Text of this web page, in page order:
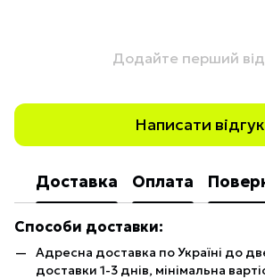
Додайте перший
Написати відгук
Доставка Оплата
Способи доставки:
Адресна доставка по Україні до
доставки 1-3 днів, мінімальна